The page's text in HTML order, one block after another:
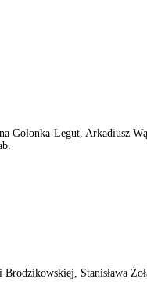
Legut, Arkadiusz
Stanisława